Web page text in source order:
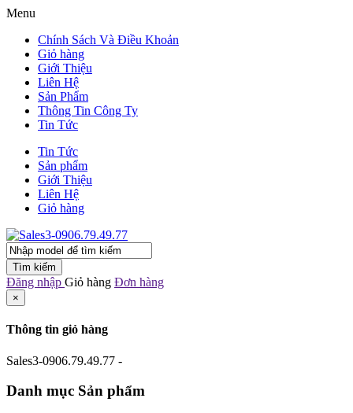
Menu
Chính Sách Và Điều Khoản
Giỏ hàng
Giới Thiệu
Liên Hệ
Sản Phẩm
Thông Tin Công Ty
Tin Tức
Tin Tức
Sản phẩm
Giới Thiệu
Liên Hệ
Giỏ hàng
Tìm kiếm
Đăng nhập Giỏ hàng Đơn hàng
×
Thông tin giỏ hàng
Sales3-0906.79.49.77 -
Danh mục Sản phẩm